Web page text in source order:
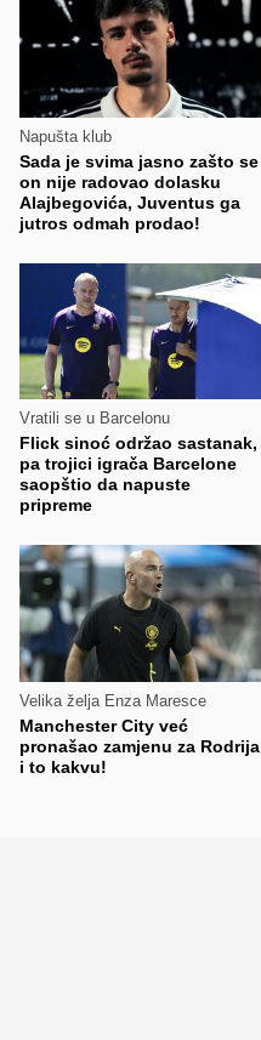
Napušta klub
Sada je svima jasno zašto se
on nije radovao dolasku
Alajbegovića, Juventus ga
jutros odmah prodao!
Vratili se u Barcelonu
Flick sinoć održao sastanak,
pa trojici igrača Barcelone
saopštio da napuste
pripreme
Velika želja Enza Maresce
Manchester City već
pronašao zamjenu za Rodrija
i to kakvu!